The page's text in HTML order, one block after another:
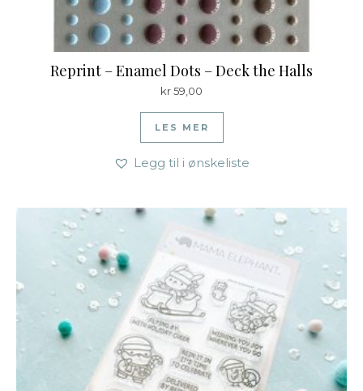
Reprint – Enamel Dots – Deck the Halls
kr59,00
LES MER
Legg til i ønskeliste